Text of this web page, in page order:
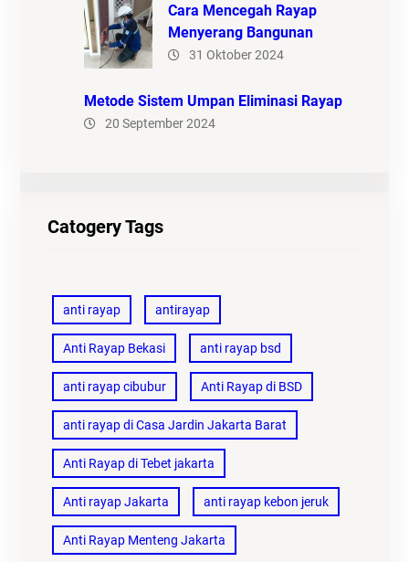
Cara Mencegah Rayap
Menyerang Bangunan
31 Oktober 2024
Metode Sistem Umpan Eliminasi Rayap
20 September 2024
Catogery Tags
anti rayap antirayap
Anti Rayap Bekasi anti rayap bsd
anti rayap cibubur Anti Rayap di BSD
anti rayap di Casa Jardin Jakarta Barat
Anti Rayap di Tebet jakarta
Anti rayap Jakarta anti rayap kebon jeruk
Anti Rayap Menteng Jakarta